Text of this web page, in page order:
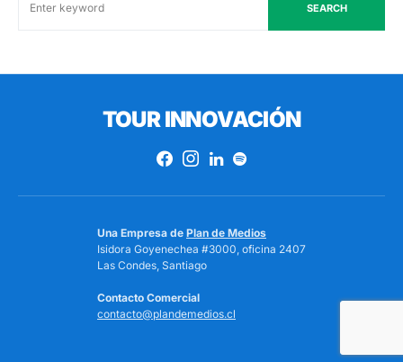
SEARCH
TOUR INNOVACIÓN
Una Empresa de Plan de Medios
Isidora Goyenechea #3000, oficina 2407
Las Condes, Santiago
Contacto Comercial
contacto@plandemedios.cl